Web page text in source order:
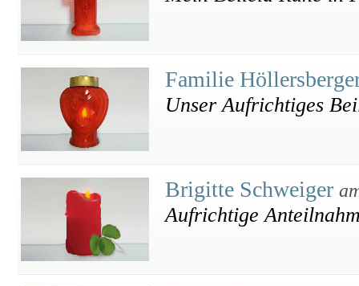
Familie
Unser Aufrichtiges
Brigitte Schweiger
Aufrichtige